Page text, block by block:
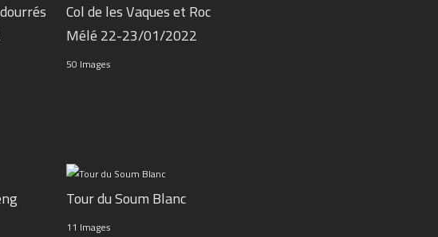
Col de les Vaques et Roc
Mélé 22-23/01/2022
50 Images
Tour du Soum Blanc
11 Images